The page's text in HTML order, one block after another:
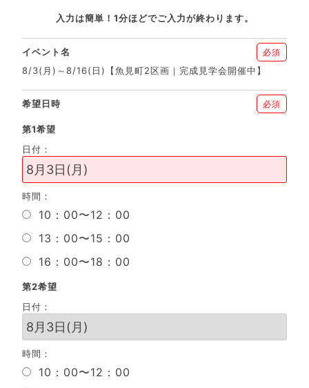
入力は簡単！1分ほどでご入力が終わります。
イベント名 必須
8/3(月)～8/16(日)【魚見町2区画｜完成見学会開催中】
希望日時 必須
第1希望
日付：
時間：
10：00〜12：00
13：00〜15：00
16：00〜18：00
第2希望
日付：
時間：
10：00〜12：00